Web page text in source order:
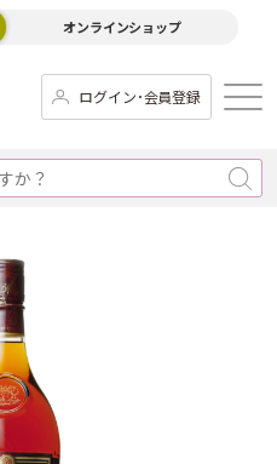
オンラインショップ
ログイン･会員登録